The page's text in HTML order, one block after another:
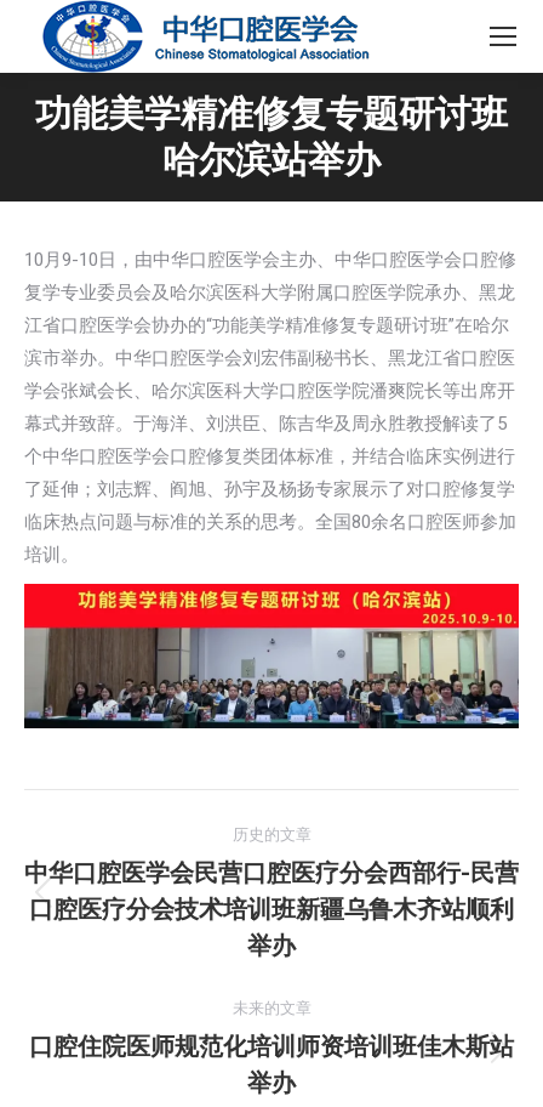
功能美学精准修复专题研讨班
哈尔滨站举办
10月9-10日，由中华口腔医学会主办、中华口腔医学会口腔修
复学专业委员会及哈尔滨医科大学附属口腔医学院承办、黑龙
江省口腔医学会协办的“功能美学精准修复专题研讨班”在哈尔
滨市举办。中华口腔医学会刘宏伟副秘书长、黑龙江省口腔医
学会张斌会长、哈尔滨医科大学口腔医学院潘爽院长等出席开
幕式并致辞。于海洋、刘洪臣、陈吉华及周永胜教授解读了5
个中华口腔医学会口腔修复类团体标准，并结合临床实例进行
了延伸；刘志辉、阎旭、孙宇及杨扬专家展示了对口腔修复学
临床热点问题与标准的关系的思考。全国80余名口腔医师参加
培训。
章
导
历史的文章
历
史
文
章：
中华口腔医学会民营口腔医疗分会西部行-民营
口腔医疗分会技术培训班新疆乌鲁木齐站顺利
举办
未来的文章
未
来
口腔住院医师规范化培训师资培训班佳木斯站
举办